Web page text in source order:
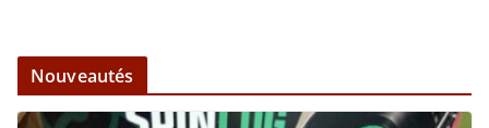
Nouveautés